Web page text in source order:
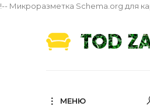
!-- Микроразметка Schema.org для
МЕНЮ